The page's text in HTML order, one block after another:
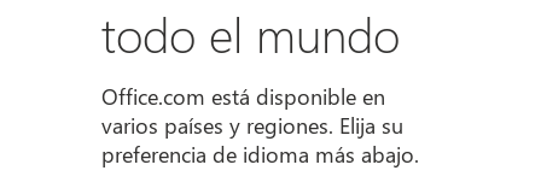
todo el mundo
Office.com está disponible en
varios países y regiones. Elija su
preferencia de idioma más abajo.